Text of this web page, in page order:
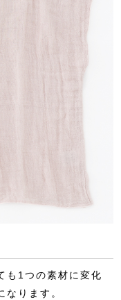
も1つの素材に変化
なります。